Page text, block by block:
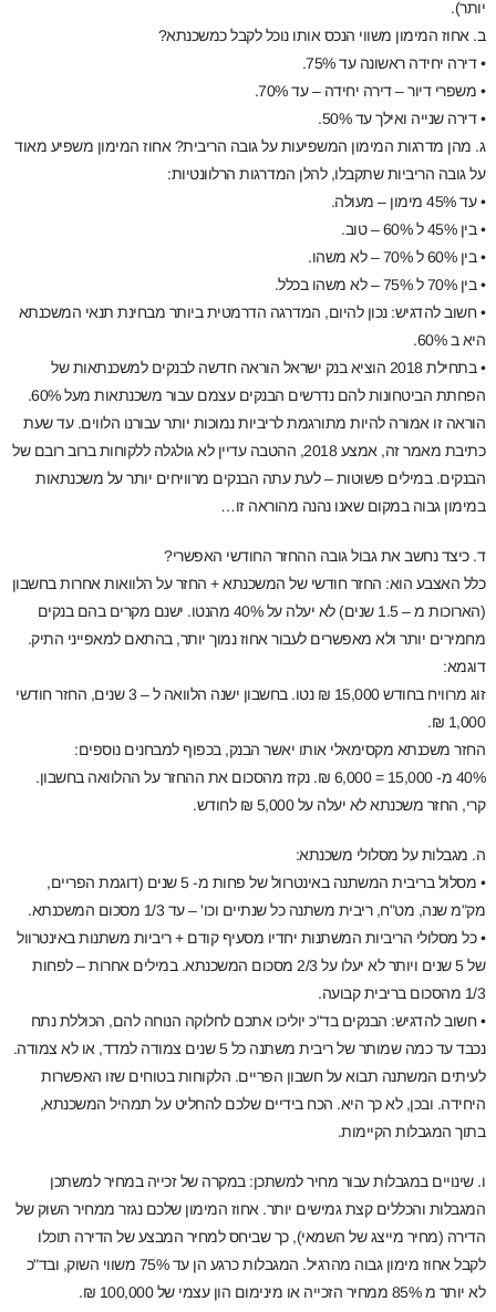
יותר).
ב. אחוז המימון משווי הנכס אותו נוכל לקבל כמשכנתא?
• דירה יחידה ראשונה עד 75%.
• משפרי דיור – דירה יחידה – עד 70%.
• דירה שנייה ואילך עד 50%.
ג. מהן מדרגות המימון המשפיעות על גובה הריבית? אחוז המימון משפיע מאוד
על גובה הריביות שתקבלו, להלן המדרגות הרלוונטיות:
• עד 45% מימון – מעולה.
• בין 45% ל 60% – טוב.
• בין 60% ל 70% – לא משהו.
• בין 70% ל 75% – לא משהו בכלל.
• חשוב להדגיש: נכון להיום, המדרגה הדרמטית ביותר מבחינת תנאי המשכנתא
היא ב 60%.
• בתחילת 2018 הוציא בנק ישראל הוראה חדשה לבנקים למשכנתאות של
הפחתת הביטחונות להם נדרשים הבנקים עצמם עבור משכנתאות מעל 60%.
הוראה זו אמורה להיות מתורגמת לריביות נמוכות יותר עבורנו הלווים. עד שעת
כתיבת מאמר זה, אמצע 2018, ההטבה עדיין לא גולגלה ללקוחות ברוב רובם של
הבנקים. במילים פשוטות – לעת עתה הבנקים מרוויחים יותר על משכנתאות
במימון גבוה במקום שאנו נהנה מהוראה זו…
ד. כיצד נחשב את גבול גובה ההחזר החודשי האפשרי?
כלל האצבע הוא: החזר חודשי של המשכנתא + החזר על הלוואות אחרות בחשבון
(הארוכות מ – 1.5 שנים) לא יעלה על 40% מהנטו. ישנם מקרים בהם בנקים
מחמירים יותר ולא מאפשרים לעבור אחוז נמוך יותר, בהתאם למאפייני התיק.
דוגמא:
זוג מרוויח בחודש 15,000 ₪ נטו. בחשבון ישנה הלוואה ל – 3 שנים, החזר חודשי
1,000 ₪.
החזר משכנתא מקסימאלי אותו יאשר הבנק, בכפוף למבחנים נוספים:
40% מ- 15,000 = 6,000 ₪. נקזז מהסכום את ההחזר על ההלוואה בחשבון.
קרי, החזר משכנתא לא יעלה על 5,000 ₪ לחודש.
ה. מגבלות על מסלולי משכנתא:
• מסלול בריבית המשתנה באינטרוול של פחות מ- 5 שנים (דוגמת הפריים,
מק"מ שנה, מט"ח, ריבית משתנה כל שנתיים וכו' – עד 1/3 מסכום המשכנתא.
• כל מסלולי הריביות המשתנות יחדיו מסעיף קודם + ריביות משתנות באינטרוול
של 5 שנים ויותר לא יעלו על 2/3 מסכום המשכנתא. במילים אחרות – לפחות
1/3 מהסכום בריבית קבועה.
• חשוב להדגיש: הבנקים בד"כ יוליכו אתכם לחלוקה הנוחה להם, הכוללת נתח
נכבד עד כמה שמותר של ריבית משתנה כל 5 שנים צמודה למדד, או לא צמודה.
לעיתים המשתנה תבוא על חשבון הפריים. הלקוחות בטוחים שזו האפשרות
היחידה. ובכן, לא כך היא. הכח בידיים שלכם להחליט על תמהיל המשכנתא,
בתוך המגבלות הקיימות.
ו. שינויים במגבלות עבור מחיר למשתכן: במקרה של זכייה במחיר למשתכן
המגבלות והכללים קצת גמישים יותר. אחוז המימון שלכם נגזר ממחיר השוק של
הדירה (מחיר מייצג של השמאי), כך שביחס למחיר המבצע של הדירה תוכלו
לקבל אחוז מימון גבוה מהרגיל. המגבלות כרגע הן עד 75% משווי השוק, ובד"כ
לא יותר מ 85% ממחיר הזכייה או מינימום הון עצמי של 100,000 ₪.